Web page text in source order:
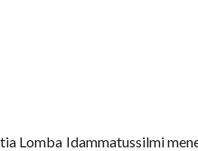
Lomba Idammatussilmi